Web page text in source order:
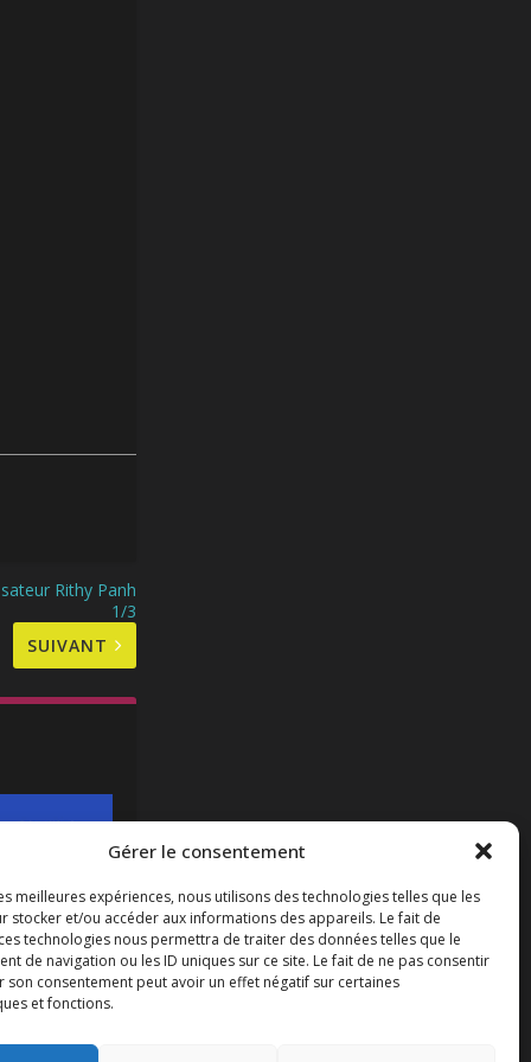
Gérer le consentement
meilleures expériences, nous utilisons des technologies telles que les
stocker et/ou accéder aux informations des appareils. Le fait de
technologies nous permettra de traiter des données telles que le
de navigation ou les ID uniques sur ce site. Le fait de ne pas consentir
son consentement peut avoir un effet négatif sur certaines
et fonctions.
Rithy Panh
1/3
SUIVANT
: